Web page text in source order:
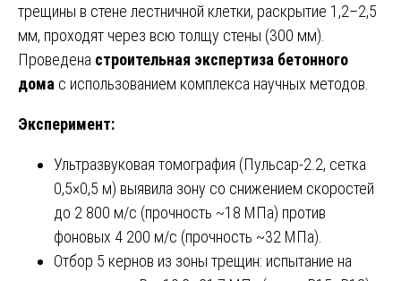
трещины в стене лестничной клетки, раскрытие 1,2–2,5
мм, проходят через всю толщу стены (300 мм).
Проведена строительная экспертиза бетонного
дома с использованием комплекса научных методов.
Эксперимент:
Ультразвуковая томография (Пульсар-2.2, сетка
0,5×0,5 м) выявила зону со снижением скоростей
до 2 800 м/с (прочность ~18 МПа) против
фоновых 4 200 м/с (прочность ~32 МПа).
Отбор 5 кернов из зоны трещин: испытание на